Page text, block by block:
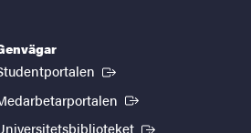
(Extern länk)
(Extern länk)
(Extern länk)